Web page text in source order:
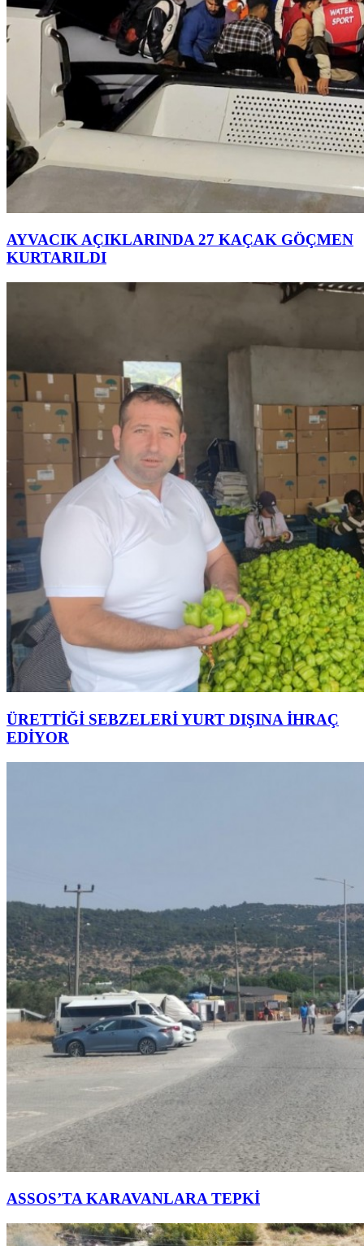
AYVACIK AÇIKLARINDA 27 KAÇAK GÖÇMEN
KURTARILDI
ÜRETTİĞİ SEBZELERİ YURT DIŞINA İHRAÇ
EDİYOR
ASSOS’TA KARAVANLARA TEPKİ